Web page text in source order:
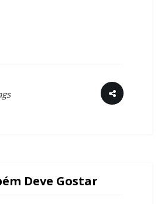
Deve Gostar